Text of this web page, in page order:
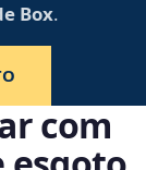
Box.
com